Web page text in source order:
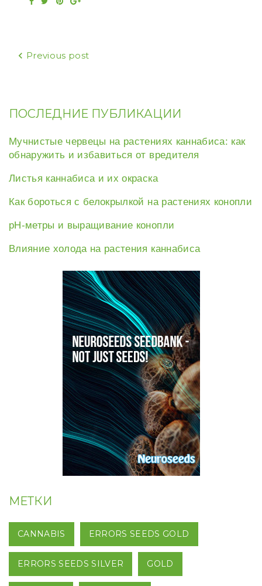
Навигация
Previous post
ПОСЛЕДНИЕ ПУБЛИКАЦИИ
Мучнистые червецы на растениях каннабиса: как
обнаружить и избавиться от вредителя
Листья каннабиса и их окраска
Как бороться с белокрылкой на растениях конопли
рН-метры и выращивание конопли
Влияние холода на растения каннабиса
МЕТКИ
CANNABIS ERRORS SEEDS GOLD
ERRORS SEEDS SILVER GOLD